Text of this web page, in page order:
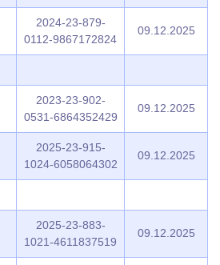
2024-23-879-
0112-9867172824
09.12.2025
2023-23-902-
0531-6864352429
09.12.2025
2025-23-915-
1024-6058064302
09.12.2025
2025-23-883-
1021-4611837519
09.12.2025